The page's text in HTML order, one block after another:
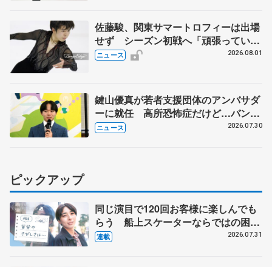
佐藤駿、関東サマートロフィーは出場
せず シーズン初戦へ「頑張っていき
ます」
ニュース 2026.08.01
鍵山優真が若者支援団体のアンバサダ
ーに就任 高所恐怖症だけど…バンジ
ージャンプに挑戦も？
ニュース 2026.07.30
ピックアップ
同じ演目で120回お客様に楽しんでも
らう 船上スケーターならではの困難
とは 影響あったPIW前キャプテン松
連載 2026.07.31